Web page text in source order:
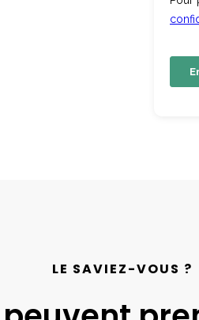
LE SAVIEZ-VOUS ?